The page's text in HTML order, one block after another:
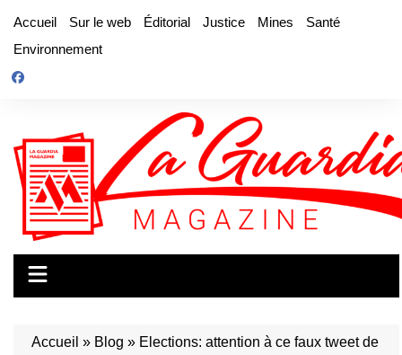
contenu
Accueil Sur le web Éditorial Justice Mines
Santé
Environnement
Accueil » Blog » Elections: attention à ce faux tweet de